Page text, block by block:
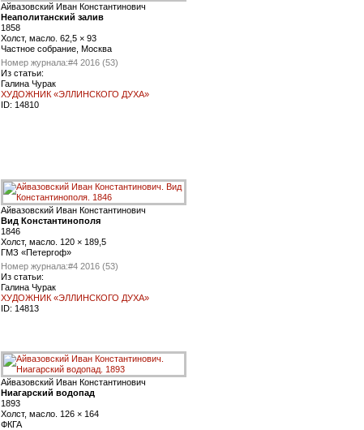
Айвазовский Иван Константинович
Неаполитанский залив
1858
Холст, масло. 62,5 × 93
Частное собрание, Москва
Номер журнала:#4 2016 (53)
Из статьи:
Галина Чурак
ХУДОЖНИК «ЭЛЛИНСКОГО ДУХА»
ID: 14810
Айвазовский Иван Константинович
Вид Константинополя
1846
Холст, масло. 120 × 189,5
ГМЗ «Петергоф»
Номер журнала:#4 2016 (53)
Из статьи:
Галина Чурак
ХУДОЖНИК «ЭЛЛИНСКОГО ДУХА»
ID: 14813
Айвазовский Иван Константинович
Ниагарский водопад
1893
Холст, масло. 126 × 164
ФКГА